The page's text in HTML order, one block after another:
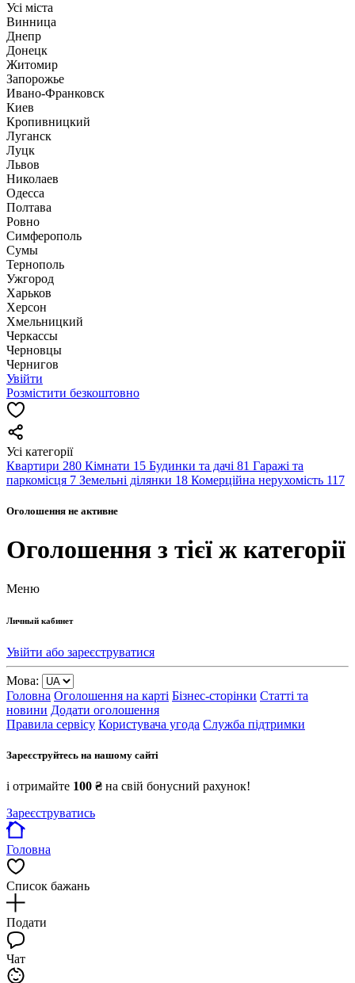
Усі міста
Винница
Днепр
Донецк
Житомир
Запорожье
Ивано-Франковск
Киев
Кропивницкий
Луганск
Луцк
Львов
Николаев
Одесса
Полтава
Ровно
Симферополь
Сумы
Тернополь
Ужгород
Харьков
Херсон
Хмельницкий
Черкассы
Чернoвцы
Чернигов
Увійти
Розмістити безкоштовно
Усі категорії
Квартири 280 Кімнати 15 Будинки та дачі 81 Гаражі та
паркомісця 7 Земельні ділянки 18 Комерційна нерухомість 117
Оголошення не активне
Оголошення з тієї ж категорії
Меню
Личный кабинет
Увійти або зареєструватися
Мова:
Головна Оголошення на карті Бізнес-сторінки Статті та
новини Додати оголошення
Правила сервісу Користувача угода Служба підтримки
Зареєструйтесь на нашому сайті
і отримайте 100 ₴ на свій бонусний рахунок!
Зареєструватись
Головна
Список бажань
Подати
Чат